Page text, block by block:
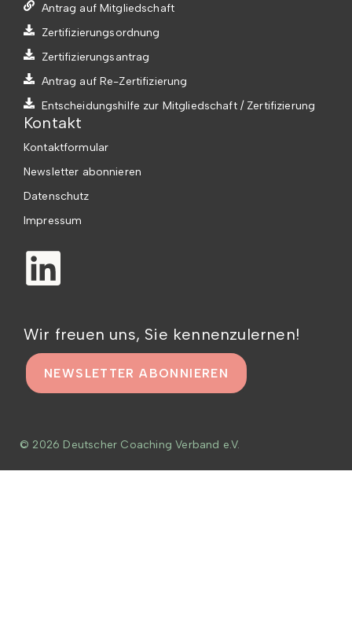
Antrag auf Mitgliedschaft
Zertifizierungsordnung
Zertifizierungsantrag
Antrag auf Re-Zertifizierung
Entscheidungshilfe zur Mitgliedschaft / Zertifizierung
Kontakt
Kontaktformular
Newsletter abonnieren
Datenschutz
Impressum
Wir freuen uns, Sie kennenzulernen!
NEWSLETTER ABONNIEREN
© 2026 Deutscher Coaching Verband e.V.